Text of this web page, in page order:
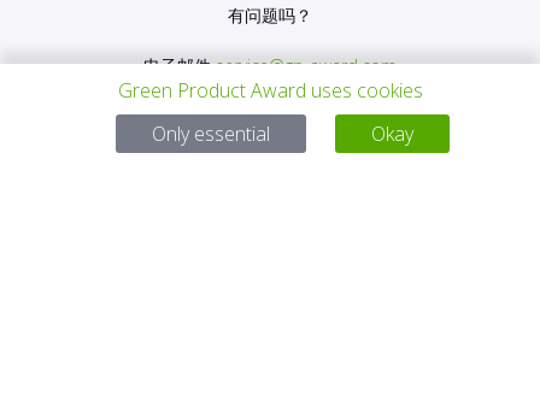
有问题吗？
电子邮件service@gp-award.com
电话 + 49 30 25742 880
Green Product Award uses cookies
Only essential
Okay